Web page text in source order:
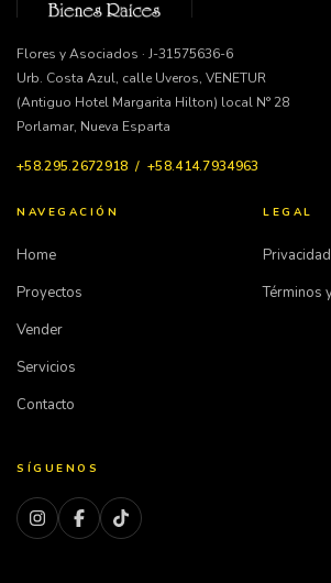
Flores y Asociados · J-31575636-6
Urb. Costa Azul, calle Uveros, VENETUR
(Antiguo Hotel Margarita Hilton) local N° 28
Porlamar, Nueva Esparta
+58.295.2672918 / +58.414.7934963
NAVEGACIÓN
Home
Proyectos
Vender
Servicios
Contacto
LEGAL
Términos
SÍGUENOS